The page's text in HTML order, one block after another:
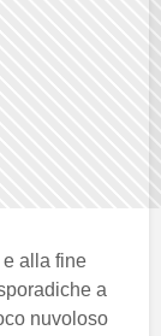
alla fine
a
nuvoloso